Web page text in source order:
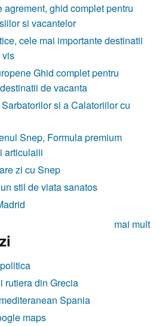
agrement, ghid complet pentru
si vacantelor
cele mai importante destinatii
vis
Ghid complet pentru
de vacanta
si a Calatoriilor cu
Snep, Formula premium
articulaiii
zi cu Snep
stil de viata sanatos
mai mult
rutiera din Grecia
Spania
maps